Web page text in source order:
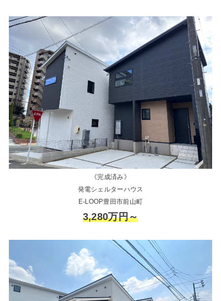
《完成済み》
発電シェルターハウス
E-LOOP豊田市前山町
3,280万円～